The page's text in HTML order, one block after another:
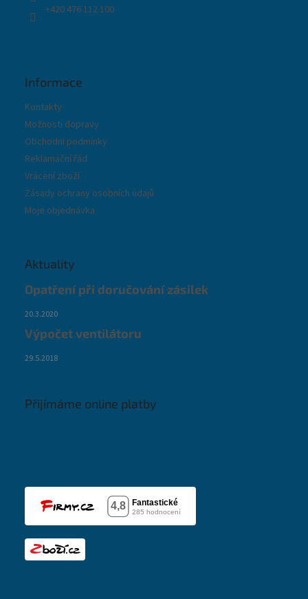
+420 476 112 100
Informace
Kontakty
Možnosti dopravy
Obchodní podmínky
Reklamační řád
Vrácení zboží
Zásady ochrany osobních údajů
Moje objednávka
Aktuality
Opatření při doručování zásilek
20.3.2020
Výpočet ventilátoru
29.5.2018
Přijímáme online platby